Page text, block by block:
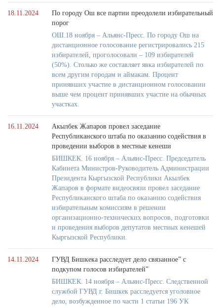
18.11.2024
По городу Ош все партии преодолели избирательный
порог
ОШ.18 ноября – Альянс-Пресс. По городу Ош на
дистанционное голосование регистрировались 215
избирателей, проголосовали – 109 избирателей
(50%). Столько же составляет явка избирателей по
всем другим городам и аймакам. Процент
принявших участие в дистанционном голосовании
выше чем процент принявших участие на обычных
участках.
16.11.2024
Акылбек Жапаров провел заседание
Республиканского штаба по оказанию содействия в
проведении выборов в местные кенеши
БИШКЕК. 16 ноября – Альянс-Пресс. Председатель
Кабинета Министров-Руководитель Администрации
Президента Кыргызской Республики Акылбек
Жапаров в формате видеосвязи провел заседание
Республиканского штаба по оказанию содействия
избирательным комиссиям в решении
организационно-технических вопросов, подготовки
и проведения выборов депутатов местных кенешей
Кыргызской Республики.
14.11.2024
ГУВД Бишкека расследует дело связанное” с
подкупом голосов избирателей”
БИШКЕК. 14 ноября – Альянс-Пресс. Следственной
службой ГУВД г. Бишкек расследуется уголовное
дело, возбужденное по части 1 статьи 196 УК